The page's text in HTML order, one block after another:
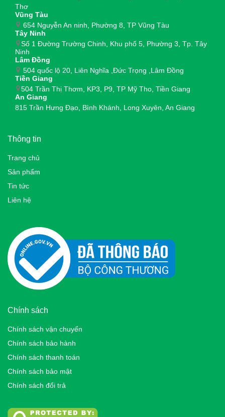
Thơ
Vũng Tàu
654 Nguyễn An ninh, Phường 8, TP Vũng Tàu
Tây Ninh
Số 1 Đường Trường Chinh, Khu phố 5, Phường 3, Tp. Tây
Ninh
Lâm Đồng
504 quốc lộ 20, Liên Nghĩa ,Đức Trọng ,Lâm Đồng
Tiền Giang
504 Trần Thị Thơm, KP3, P9, TP Mỹ Tho, Tiền Giang
An Giang
815 Trần Hưng Đạo, Bình Khánh, Long Xuyên, An Giang
Thông tin
Trang chủ
Sản phẩm
Tin tức
Liên hệ
Chính sách
Chính sách vận chuyển
Chính sách bảo hành
Chính sách thanh toán
Chính sách bảo mật
Chính sách đổi trả